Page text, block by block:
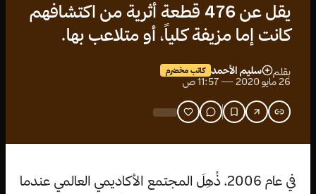
يقل عن 476 قطعة أثرية من اكتشافهم
كانت إما مزيفة كلياً، أو متلاعب بها.
بقلم سليم الأحمد كاتب مخضرم
26 مايو 2020 — 11:57 ص
في عام 2006، ذُهِلَ المجتمع الأكاديمي العالمي عندما